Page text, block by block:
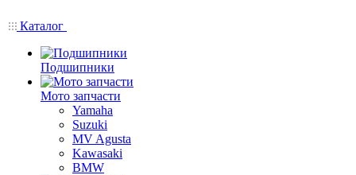
Каталог
Подшипники
Мото запчасти
Yamaha
Suzuki
MV Agusta
Kawasaki
BMW